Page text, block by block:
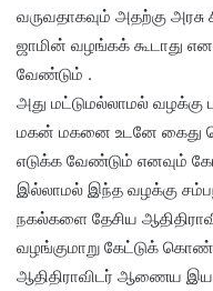
வருவதாகவும் அதற்கு அரசு
ஜாமின் வழங்கக் கூடாது
வேண்டும் .
அது மட்டுமல்லாமல் வழக்கு
மகன் மகனை உடனே கைது
எடுக்க வேண்டும் எனவும்
இல்லாமல் இந்த வழக்கு
நகல்களை தேசிய
வழங்குமாறு கேட்டுக்
ஆதிதிராவிடர் ஆணைய